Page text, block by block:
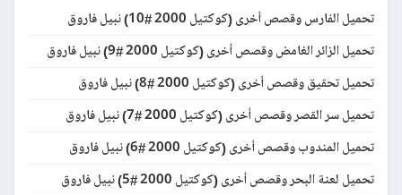
تحميل الفارس وقصص أخرى (كوكتيل 2000 #10) نبيل فاروق
تحميل الزائر الغامض وقصص أخرى (كوكتيل 2000 #9) نبيل فاروق
تحميل تحقيق وقصص أخرى (كوكتيل 2000 #8) نبيل فاروق
تحميل سر القصر وقصص أخرى (كوكتيل 2000 #7) نبيل فاروق
تحميل المندوب وقصص أخرى (كوكتيل 2000 #6) نبيل فاروق
تحميل لعنة البحر وقصص أخرى (كوكتيل 2000 #5) نبيل فاروق